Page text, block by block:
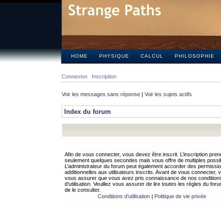
HOME PHYSIQUE CALCUL PHILOSOPHIE
Connexion Inscription
Voir les messages sans réponse | Voir les sujets actifs
Index du forum
Afin de vous connecter, vous devez être inscrit. L’inscription
seulement quelques secondes mais vous offre de multiples
L’administrateur du forum peut également accorder des
additionnelles aux utilisateurs inscrits. Avant de vous connecter,
vous assurer que vous avez pris connaissance de nos
d’utilisation. Veuillez vous assurer de lire toutes les règles du
de le consulter.
Conditions d’utilisation| Politique de vie privée